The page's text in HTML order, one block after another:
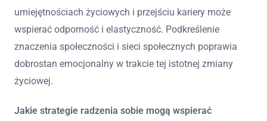
umiejętnościach życiowych i przejściu kariery może
wspierać odporność i elastyczność. Podkreślenie
znaczenia społeczności i sieci społecznych poprawia
dobrostan emocjonalny w trakcie tej istotnej zmiany
życiowej.
Jakie strategie radzenia sobie mogą wspierać